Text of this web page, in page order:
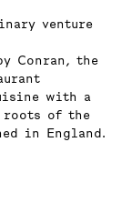
venture
Conran, the
with a
of the
in England.